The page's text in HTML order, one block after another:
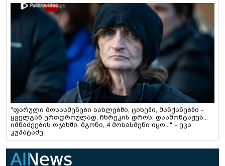
"ფარული მოსასმენები სახლებში, ციხეში, მანქანებში -
ყველგან ერთდროულად, ჩხრეკის დროს, დაამონტაჟეს...
იმნაძეების ოჯახში, მგონი, 4 მოსასმენი იყო..." - ეკა
კუპატაძე